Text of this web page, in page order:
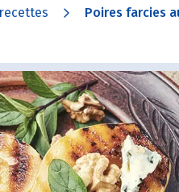
Poires farcies